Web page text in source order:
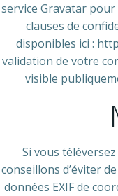
service Gravatar
clauses de
disponibles ici :
validation de votre
visible
Si vous
conseillons d’éviter
données EXIF de